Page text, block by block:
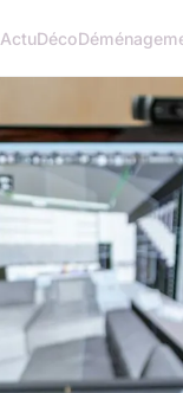
ActuDéco